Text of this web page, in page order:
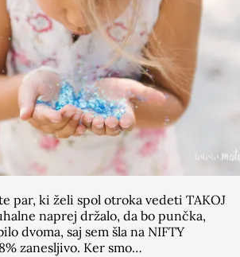
par, ki želi spol otroka vedeti TAKOJ
naprej držalo, da bo punčka,
dvoma, saj sem šla na NIFTY
zanesljivo. Ker smo…